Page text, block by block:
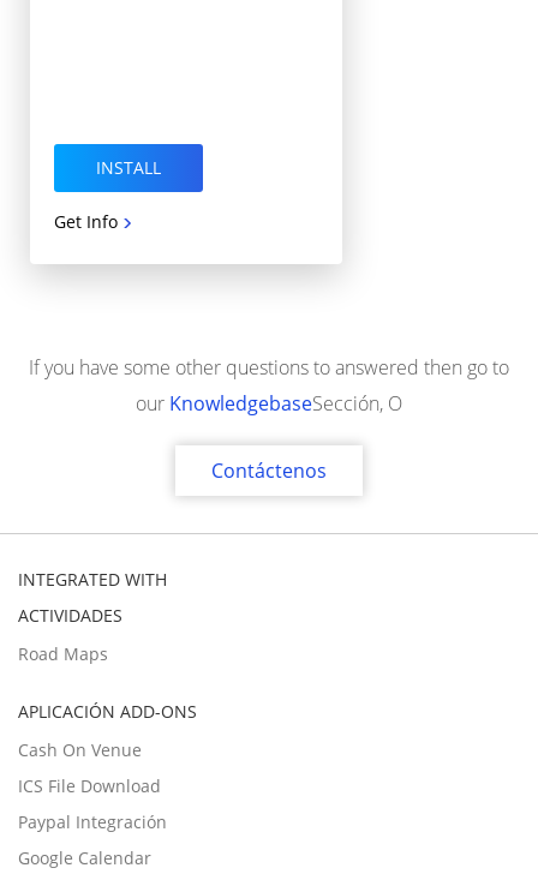
INSTALL
Get Info
If you have some other questions to answered then go to
our KnowledgebaseSección, O
Contáctenos
INTEGRATED WITH
ACTIVIDADES
Road Maps
APLICACIÓN ADD-ONS
Cash On Venue
ICS File Download
Paypal Integración
Google Calendar